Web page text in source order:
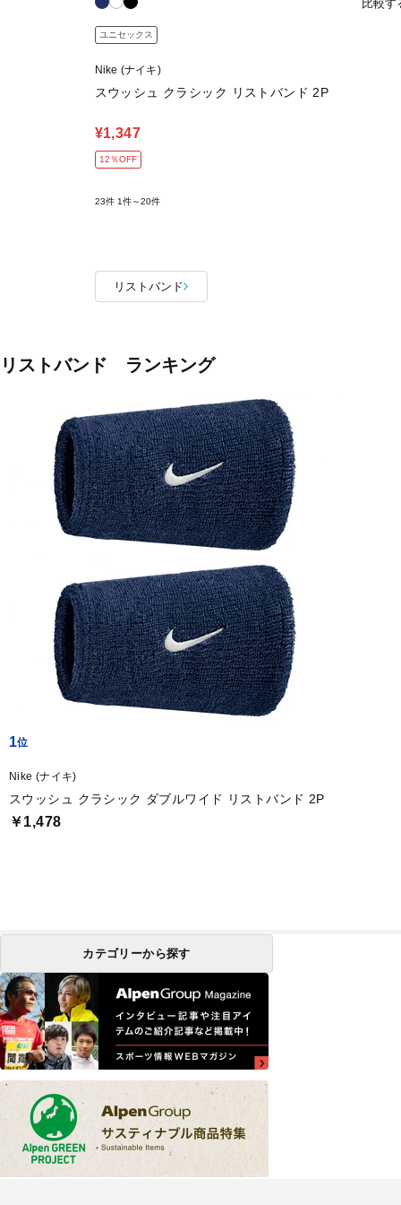
比較す
ユニセックス
Nike (ナイキ)
スウッシュ クラシック リストバンド 2P
¥1,347
12％OFF
23件 1件～20件
リストバンド
リストバンド ランキング
1
Nike (ナイキ)
スウッシュ クラシック ダブルワイド リストバンド 2P
￥1,478
カテゴリーから探す